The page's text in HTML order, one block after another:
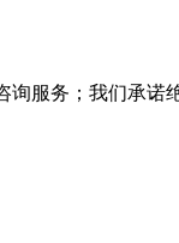
服务；我们承诺